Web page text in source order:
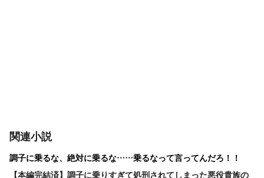
関連小説
調子に乗るな、絶対に乗るな……乗るなって言ってんだろ！！
【本編完結済】調子に乗りすぎて処刑されてしまった悪役貴族の